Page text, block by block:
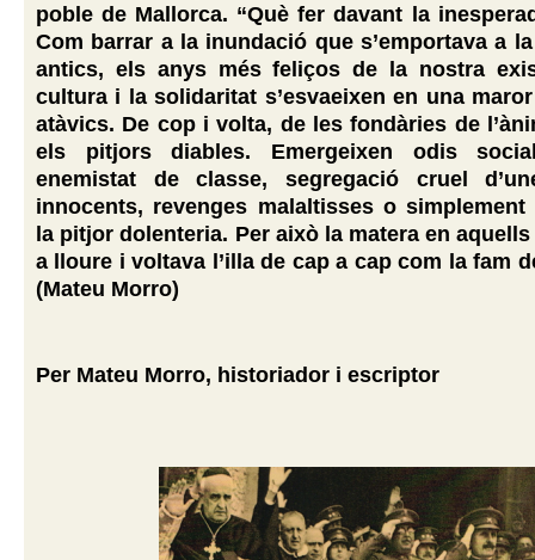
poble de Mallorca. “Què fer davant la
Com barrar a la inundació que s’emportava a
antics, els anys més feliços de la nostra
cultura i la solidaritat s’esvaeixen en una
atàvics. De cop i volta, de les fondàries de
els pitjors diables. Emergeixen odis
enemistat de classe, segregació cruel
innocents, revenges malaltisses o simplement
la pitjor dolenteria. Per això la matera en
a lloure i voltava l’illa de cap a cap com la fam
(Mateu Morro)
Per Mateu Morro, historiador i escriptor